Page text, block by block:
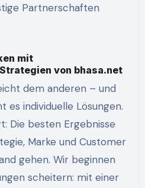
Partnerschaften
mit
von bhasa.net
es individuelle Lösungen.
Die besten Ergebnisse
Marke und Customer
gehen. Wir beginnen
scheitern: mit einer